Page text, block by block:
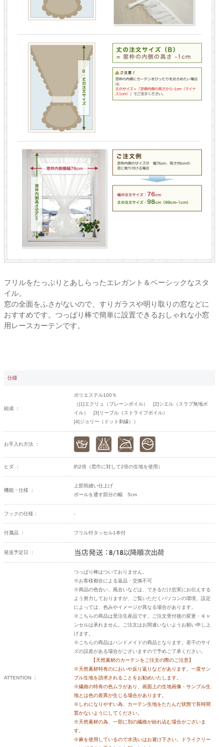
フリルをたっぷりとあしらったエレガント＆ベーシックなスタ
イル。
窓の全面をふさがないので、すりガラスや明り取りの窓などに
おすすめです。つっぱり棒で簡単に設置できるおしゃれな小窓
用レースカーテンです。
仕様
組成 ：
ポリエステル100％
（[1]エクリュ（プレーンボイル） [2]シエル（スラブ無地ボ
イル） [3]リーブル（ストライプボイル）
[4]ジョリー（ドット刺繍））
お手入れ方法 ：
ヒダ ： 約2倍（窓巾に対して2倍の生地を使用）
機能・仕様 ：
上部筒縫い仕上げ
ポールを通す部分の幅 5cm
フックの仕様： -
付属品 ： フリル付タッセル1本付
発送予定日 ：
ATTENTION ：
つっぱり棒はついておりません。
※お客様都合による返品・交換不可
※商品の色合い、風合いなどは、できるだけ忠実にお伝えする
よう努力しておりますが、ご覧いただくパソコンの環境、設定
によっては、色みやイメージが異なる場合があります。
※こちらの商品は受注生産品です。ご注文受付後の変更・キャ
ンセルは承れません。ご注文はお間違いないようお願い申し上
げます。
※こちらの商品はハンドメイドの商品となります。若干のサイ
ズの誤差がある場合がございますので予めご了承ください。
【天然素材のカーテンをご注文の際のご注意】
※天然素材特有のにおいや反り返りなどがあります。一度サン
プル生地を請求されることをお勧めいたします。
※繊維の特有の色ムラがあり、画面上の生地画像・サンプル生
地とは色の差異が生じる場合があります。
※しわになりやすい為、カーテン生地をたたんだ状態で長時間
置かないようにしてください。
※天然素材の為、一部に別の繊維が紛れ込む場合がございま
す。
※麻を使用しているので水洗いはお避け下さい。ドライクリー